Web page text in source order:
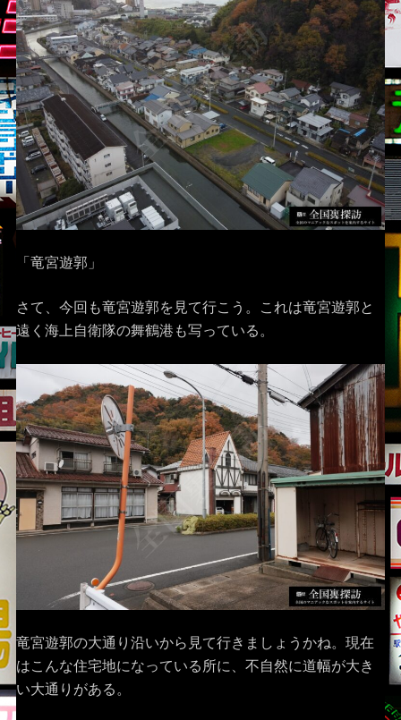
「竜宮遊郭」
さて、今回も竜宮遊郭を見て行こう。これは竜宮遊郭と
遠く海上自衛隊の舞鶴港も写っている。
竜宮遊郭の大通り沿いから見て行きましょうかね。現在
はこんな住宅地になっている所に、不自然に道幅が大き
い大通りがある。